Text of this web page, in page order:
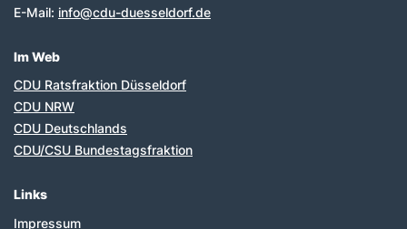
E-Mail: info@cdu-duesseldorf.de
Im Web
CDU Ratsfraktion Düsseldorf
CDU NRW
CDU Deutschlands
CDU/CSU Bundestagsfraktion
Links
Impressum